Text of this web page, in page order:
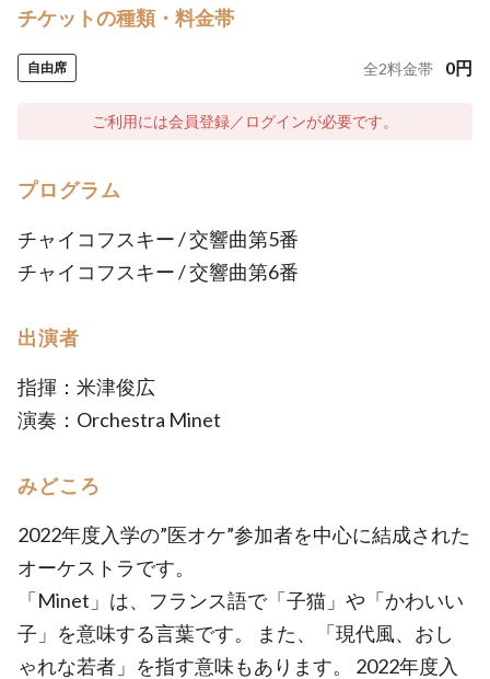
チケットの種類・料金帯
自由席 全2料金帯 0円
ご利用には会員登録／ログインが必要です。
プログラム
チャイコフスキー / 交響曲第5番
チャイコフスキー / 交響曲第6番
出演者
指揮：米津俊広
演奏：Orchestra Minet
みどころ
2022年度入学の”医オケ”参加者を中心に結成された
オーケストラです。
「Minet」は、フランス語で「子猫」や「かわいい
子」を意味する言葉です。 また、「現代風、おし
ゃれな若者」を指す意味もあります。 2022年度入